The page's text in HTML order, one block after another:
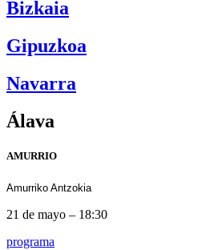
Bizkaia
Gipuzkoa
Navarra
Álava
AMURRIO
Amurriko Antzokia
21 de mayo – 18:30
programa